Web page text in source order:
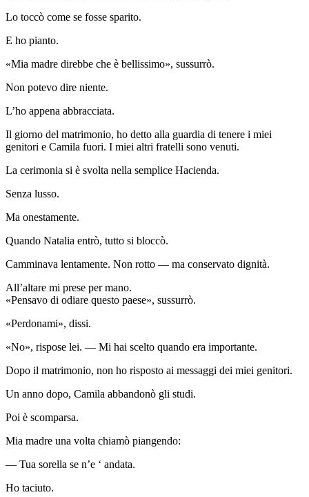
Lo toccò come se fosse sparito.
E ho pianto.
«Mia madre direbbe che è bellissimo», sussurrò.
Non potevo dire niente.
L’ho appena abbracciata.
Il giorno del matrimonio, ho detto alla guardia di tenere i miei
genitori e Camila fuori. I miei altri fratelli sono venuti.
La cerimonia si è svolta nella semplice Hacienda.
Senza lusso.
Ma onestamente.
Quando Natalia entrò, tutto si bloccò.
Camminava lentamente. Non rotto — ma conservato dignità.
All’altare mi prese per mano.
«Pensavo di odiare questo paese», sussurrò.
«Perdonami», dissi.
«No», rispose lei. — Mi hai scelto quando era importante.
Dopo il matrimonio, non ho risposto ai messaggi dei miei genitori.
Un anno dopo, Camila abbandonò gli studi.
Poi è scomparsa.
Mia madre una volta chiamò piangendo:
— Tua sorella se n’e ‘ andata.
Ho taciuto.